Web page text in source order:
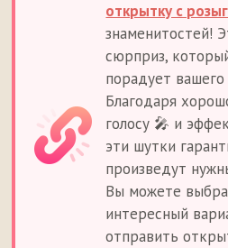
открытку с
знаменитостей!
сюрприз,
порадует вашего
Благодаря
голосу 🎤 и
эти шутки
произведут
Вы можете
интересный
отправить